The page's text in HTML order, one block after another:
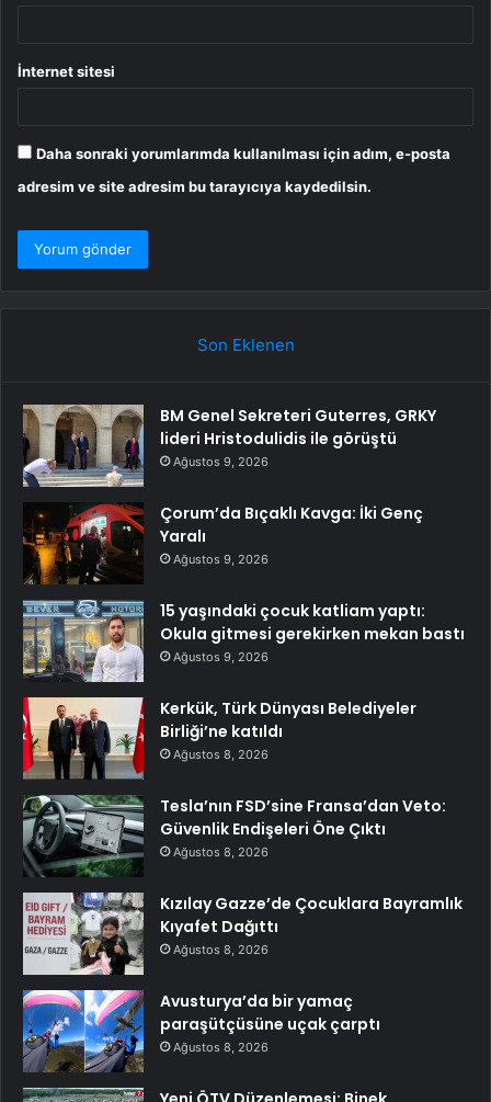
İnternet sitesi
Daha sonraki yorumlarımda kullanılması için adım, e-posta
adresim ve site adresim bu tarayıcıya kaydedilsin.
Son Eklenen
BM Genel Sekreteri Guterres, GRKY
lideri Hristodulidis ile görüştü
Ağustos 9, 2026
Çorum’da Bıçaklı Kavga: İki Genç
Yaralı
Ağustos 9, 2026
15 yaşındaki çocuk katliam yaptı:
Okula gitmesi gerekirken mekan bastı
Ağustos 9, 2026
Kerkük, Türk Dünyası Belediyeler
Birliği’ne katıldı
Ağustos 8, 2026
Tesla’nın FSD’sine Fransa’dan Veto:
Güvenlik Endişeleri Öne Çıktı
Ağustos 8, 2026
Kızılay Gazze’de Çocuklara Bayramlık
Kıyafet Dağıttı
Ağustos 8, 2026
Avusturya’da bir yamaç
paraşütçüsüne uçak çarptı
Ağustos 8, 2026